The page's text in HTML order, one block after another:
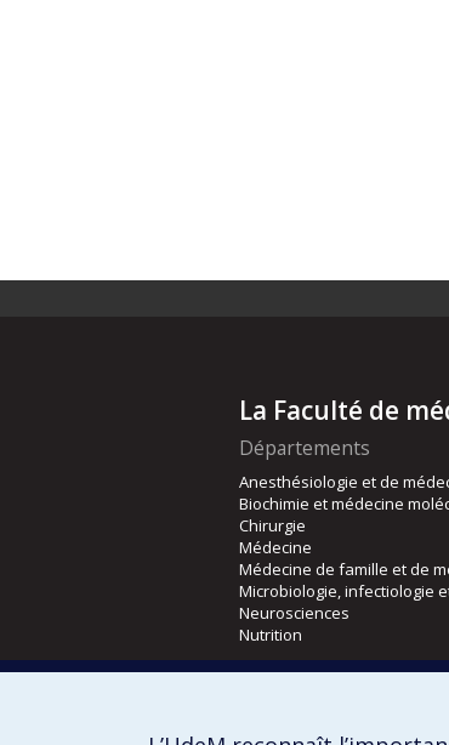
La Faculté de
Départements
Anesthésiologie et de
Biochimie et médecine
Chirurgie
Médecine
Médecine de famille et de
Microbiologie, infectiologie
Neurosciences
Nutrition